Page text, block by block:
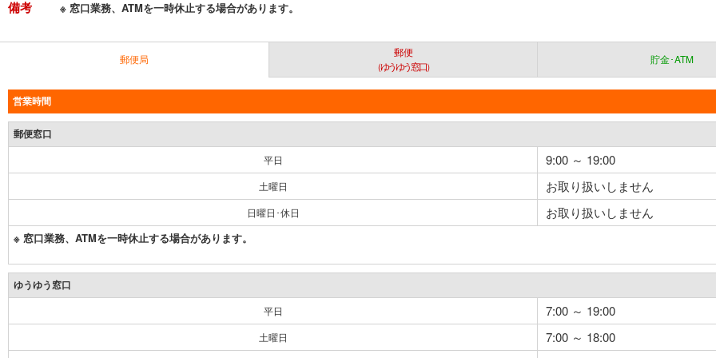
備考 ※ 窓口業務、ATMを一時休止する場合があります。
郵便局
郵便
（ゆうゆう窓口）
貯金･ATM
営業時間
郵便窓口
平日 9:00 ～ 19:00
土曜日 お取り扱いしません
日曜日･休日 お取り扱いしません
※ 窓口業務、ATMを一時休止する場合があります。
ゆうゆう窓口
平日 7:00 ～ 19:00
土曜日 7:00 ～ 18:00